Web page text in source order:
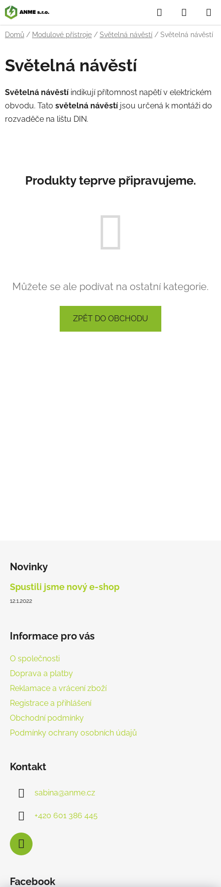
Přejít
na
obsah
Hledat
KOŠÍK
Domů / Modulové přístroje / Světelná návěstí / Světelná návěstí
Světelná návěstí
Světelná návěstí indikují přítomnost napětí v elektrickém
obvodu. Tato světelná návěstí jsou určená k montáži do
rozvaděče na lištu DIN.
Produkty teprve připravujeme.
Můžete se ale podívat na ostatní kategorie.
ZPĚT DO OBCHODU
Novinky
Spustili jsme nový e-shop
12.1.2022
Informace pro vás
O společnosti
Doprava a platby
Reklamace a vrácení zboží
Registrace a přihlášení
Obchodní podmínky
Podmínky ochrany osobních údajů
Kontakt
sabina@anme.cz
+420 601 386 445
Facebook